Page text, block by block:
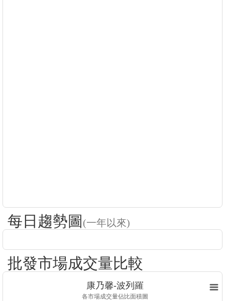
每日趨勢圖 (一年以來)
批發市場成交量比較
康乃馨-波列羅
各市場成交量佔比面積圖